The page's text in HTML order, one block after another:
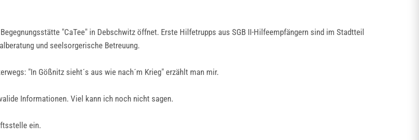
"CaTee" in Debschwitz öffnet. Erste Hilfetrupps aus SGB II-Hilfeempfängern sind im Stadtteil
und seelsorgerische Betreuung.
"In Gößnitz sieht´s aus wie nach´m Krieg" erzählt man mir.
Informationen. Viel kann ich noch nicht sagen.
ein.